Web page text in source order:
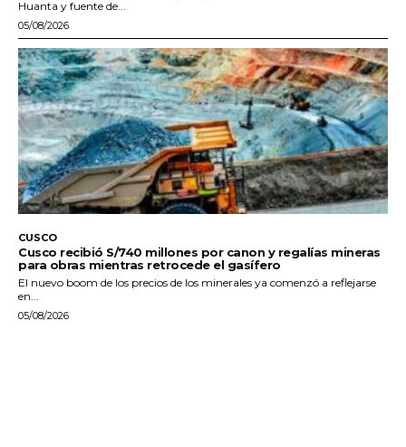
Huanta y fuente de...
05/08/2026
CUSCO
Cusco recibió S/740 millones por canon y regalías mineras
para obras mientras retrocede el gasífero
El nuevo boom de los precios de los minerales ya comenzó a reflejarse
en...
05/08/2026